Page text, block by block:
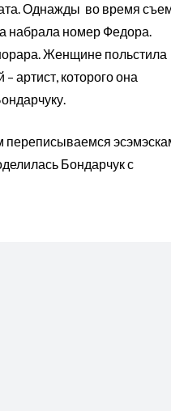
Однажды во время
набрала номер Федора.
Женщине польстила
артист, которого она
переписываемся
Бондарчук с